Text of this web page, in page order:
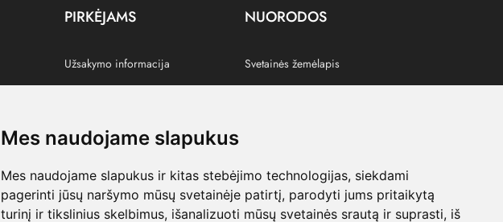
Mes naudojame slapukus
Mes naudojame slapukus ir kitas stebėjimo technologijas, siekdami
pagerinti jūsų naršymo mūsų svetainėje patirtį, parodyti jums pritaikytą
turinį ir tikslinius skelbimus, išanalizuoti mūsų svetainės srautą ir suprasti, iš
PIRKĖJAMS
Užsakymo informacija
Paskyra
Pamėgtos prekės
NUORODOS
Svetainės žemėlapis